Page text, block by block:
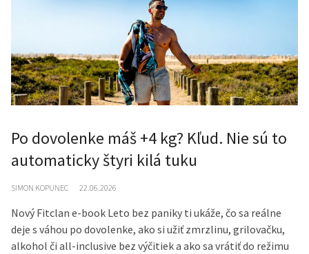
Po dovolenke máš +4 kg? Kľud. Nie sú to
automaticky štyri kilá tuku
SIMON KOPUNEC 22.06.2026
Nový Fitclan e-book Leto bez paniky ti ukáže, čo sa reálne
deje s váhou po dovolenke, ako si užiť zmrzlinu, grilovačku,
alkohol či all-inclusive bez výčitiek a ako sa vrátiť do režimu